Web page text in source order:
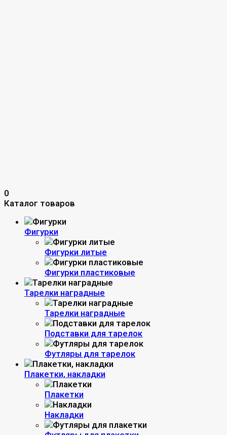
0
Каталог товаров
Фигурки
Фигурки литые
Фигурки пластиковые
Тарелки наградные
Тарелки наградные
Подставки для тарелок
Футляры для тарелок
Плакетки, накладки
Плакетки
Накладки